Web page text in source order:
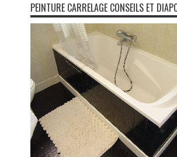
PEINTURE CARRELAGE CONSEILS ET